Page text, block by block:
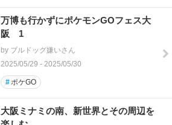
万博も行かずにポケモンGOフェス大
阪 1
by ブルドッグ嫌いさん
2025/05/29 - 2025/05/30
#ポケGO
大阪ミナミの南、新世界とその周辺を